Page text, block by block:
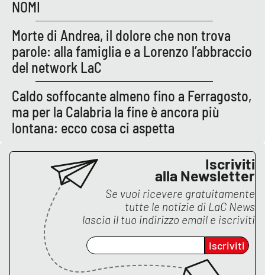
NOMI
Morte di Andrea, il dolore che non trova
parole: alla famiglia e a Lorenzo l’abbraccio
del network LaC
Caldo soffocante almeno fino a Ferragosto,
ma per la Calabria la fine è ancora più
lontana: ecco cosa ci aspetta
Iscriviti
alla Newsletter
Se vuoi ricevere gratuitamente
tutte le notizie di LaC News
lascia il tuo indirizzo email e iscriviti
Iscriviti